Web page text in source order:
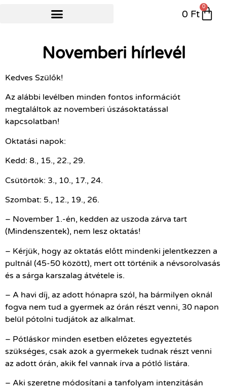
0 Ft
0
Novemberi hírlevél
Kedves Szülők!
Az alábbi levélben minden fontos információt
megtaláltok az novemberi úszásoktatással
kapcsolatban!
Oktatási napok:
Kedd: 8., 15., 22., 29.
Csütörtök: 3., 10., 17., 24.
Szombat: 5., 12., 19., 26.
– November 1.-én, kedden az uszoda zárva tart
(Mindenszentek), nem lesz oktatás!
– Kérjük, hogy az oktatás előtt mindenki jelentkezzen a
pultnál (45-50 között), mert ott történik a névsorolvasás
és a sárga karszalag átvétele is.
– A havi díj, az adott hónapra szól, ha bármilyen oknál
fogva nem tud a gyermek az órán részt venni, 30 napon
belül pótolni tudjátok az alkalmat.
– Pótláskor minden esetben előzetes egyeztetés
szükséges, csak azok a gyermekek tudnak részt venni
az adott órán, akik fel vannak írva a pótló listára.
– Aki szeretne módosítani a tanfolyam intenzitásán